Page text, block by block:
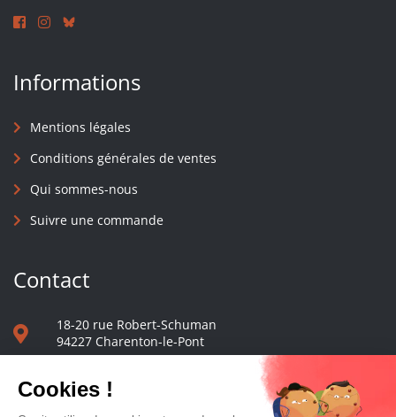
Informations
Mentions légales
Conditions générales de ventes
Qui sommes-nous
Suivre une commande
Contact
18-20 rue Robert-Schuman
94227 Charenton-le-Pont